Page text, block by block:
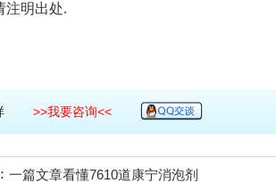
注明出处.
样 >>我要咨询<<
一篇文章看懂7610道康宁消泡剂